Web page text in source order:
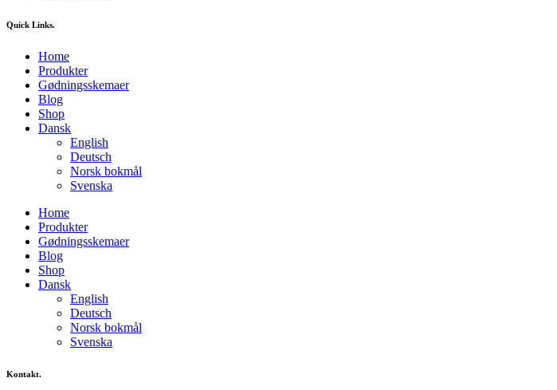
Quick Links.
Home
Produkter
Gødningsskemaer
Blog
Shop
Dansk
English
Deutsch
Norsk bokmål
Svenska
Home
Produkter
Gødningsskemaer
Blog
Shop
Dansk
English
Deutsch
Norsk bokmål
Svenska
Kontakt.